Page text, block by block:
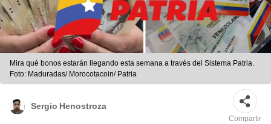
Mira qué bonos estarán llegando esta semana a través del Sistema Patria.
Foto: Maduradas/ Morocotacoin/ Patria
Sergio Henostroza
Compartir